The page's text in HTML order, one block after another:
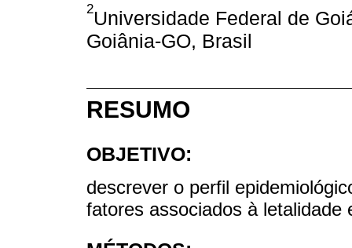
2Universidade Federal de
Goiânia-GO, Brasil
RESUMO
OBJETIVO:
descrever o perfil
fatores associados à letalidade